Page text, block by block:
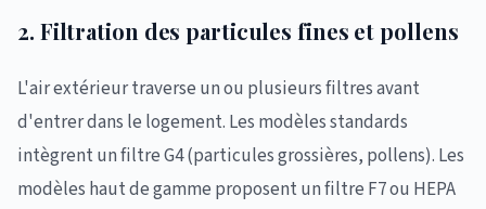
2. Filtration des particules fines et pollens
L'air extérieur traverse un ou plusieurs filtres avant
d'entrer dans le logement. Les modèles standards
intègrent un filtre G4 (particules grossières, pollens). Les
modèles haut de gamme proposent un filtre F7 ou HEPA